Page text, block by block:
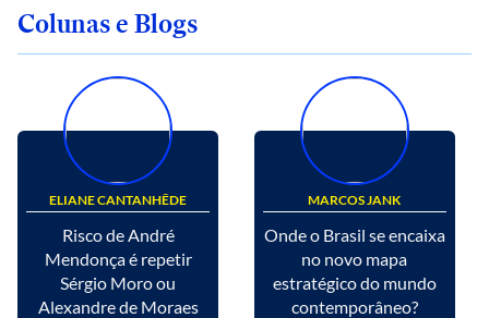
Colunas e Blogs
ELIANE CANTANHÊDE
Risco de André
Mendonça é repetir
Sérgio Moro ou
Alexandre de Moraes
MARCOS JANK
Onde o Brasil se encaixa
no novo mapa
estratégico do mundo
contemporâneo?